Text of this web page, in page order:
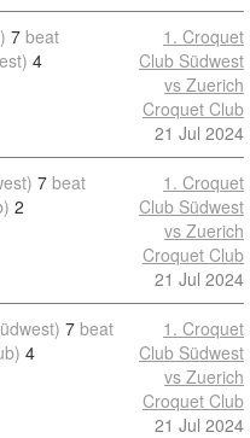
7 beat
4
1. Croquet
Club Südwest
vs Zuerich
Croquet Club
21 Jul 2024
7 beat
2
1. Croquet
Club Südwest
vs Zuerich
Croquet Club
21 Jul 2024
7 beat
4
1. Croquet
Club Südwest
vs Zuerich
Croquet Club
21 Jul 2024